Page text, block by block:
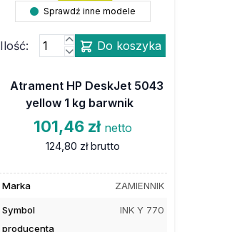
Sprawdź inne modele
Ilość: Do koszyka
Atrament HP DeskJet 5043
yellow 1 kg barwnik
101,46 zł netto
124,80 zł brutto
Marka ZAMIENNIK
Symbol
producenta
INK Y 770